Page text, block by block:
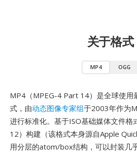
关于格式
MP4 OGG
MP4（MPEG-4 Part 14）是全球使用
式，由动态图像专家组于2003年作为
进行标准化。基于ISO基础媒体文件
12）构建（该格式本身源自Apple
用分层的atom/box结构，可以封装几